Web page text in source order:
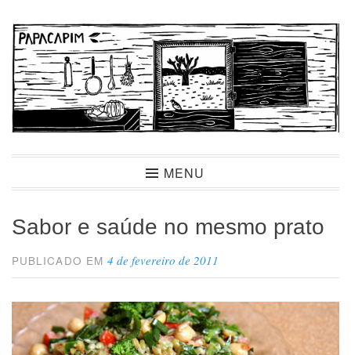
para
conteúdo
PapacapimMENU
Sabor e saúde no mesmo prato
PUBLICADO EM4 de fevereiro de 2011